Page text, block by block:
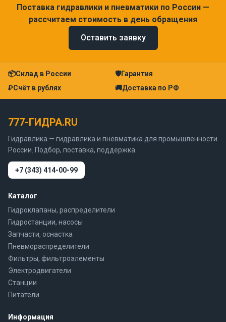
Поставка гидравлики и пневматики по России —
рассчитаем стоимость в день обращения
Оставить заявку
📦Склад в России 🛡Гарантия
₽Счёт в рублях 🚚Доставка по РФ
777-ГИДРА.RU
Гидравлика — гидравлика и пневматика для промышленности
России. Подбор, поставка, поддержка.
+7 (343) 414-00-99
Каталог
Гидроклапаны, распределители
Гидростанции, насосы
Запчасти, оснастка
Пневмораспределители
Фильтры, фильтроэлементы
Электродвигатели
Станции
Питатели
Информация